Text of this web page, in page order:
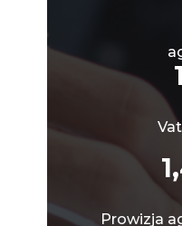
Prowizja